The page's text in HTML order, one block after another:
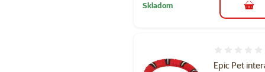
Skladom do
Epic Pet